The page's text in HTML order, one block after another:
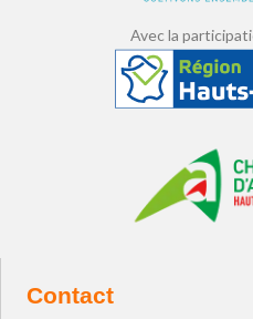
Avec la
Contact